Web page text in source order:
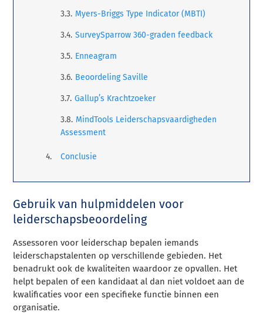
Myers-Briggs Type Indicator (MBTI)
SurveySparrow 360-graden feedback
Enneagram
Beoordeling Saville
Gallup’s Krachtzoeker
MindTools Leiderschapsvaardigheden
Assessment
Conclusie
Gebruik van hulpmiddelen voor
leiderschapsbeoordeling
Assessoren voor leiderschap bepalen iemands
leiderschapstalenten op verschillende gebieden. Het
benadrukt ook de kwaliteiten waardoor ze opvallen. Het
helpt bepalen of een kandidaat al dan niet voldoet aan de
kwalificaties voor een specifieke functie binnen een
organisatie.